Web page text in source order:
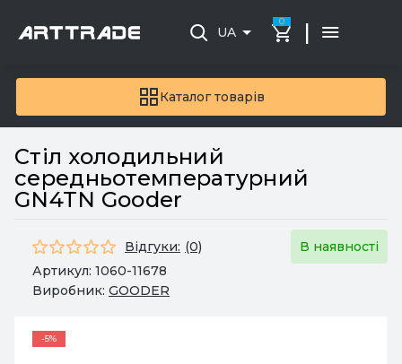
Каталог товарів
UA
0 |
Стіл холодильний
середньотемпературний
GN4TN Gooder
Відгуки: (0)
В наявності
Артикул: 1060-11678
Виробник: GOODER
-5%